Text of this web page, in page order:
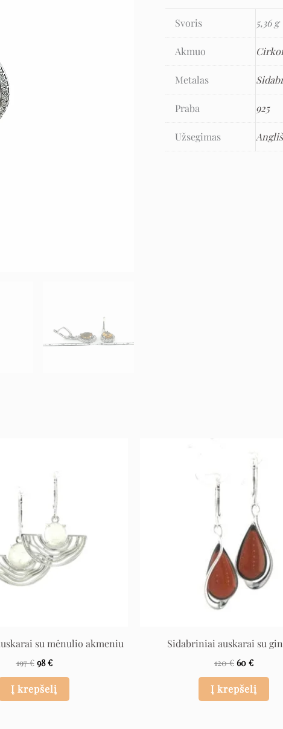
Svoris 5,36 g
Akmuo
Metalas
Praba 925
Užsegimas
su mėnulio akmeniu
197€
197 €.
98€
98 €.
Į krepšelį
Sidabriniai auskarai su
120€
120 €.
60 €
is:
60 €.
Į krepšelį